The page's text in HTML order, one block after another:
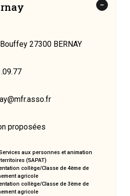
27300 BERNAY
proposées
aux personnes et animation
(SAPAT)
collège/Classe de 4ème de
agricole
collège/Classe de 3ème de
agricole